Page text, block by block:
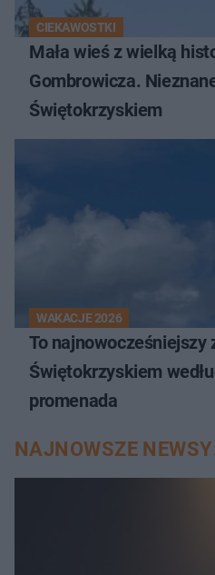
CIEKAWOSTKI
Mała wieś z wielką
Gombrowicza.
Świętokrzyskiem
WAKACJE 2026
To najnowocześniejszy
Świętokrzyskiem
promenada
NAJNOWSZE